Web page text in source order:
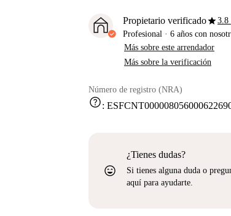
Propietario verificadostar3.8
Profesional · 6 años con
Más sobre este arrendador
Más sobre la verificación
Número de registro (NRA)
help:
sentiment_very_satisfied
¿Tienes dudas?
Si tienes alguna duda o
aquí para ayudarte.